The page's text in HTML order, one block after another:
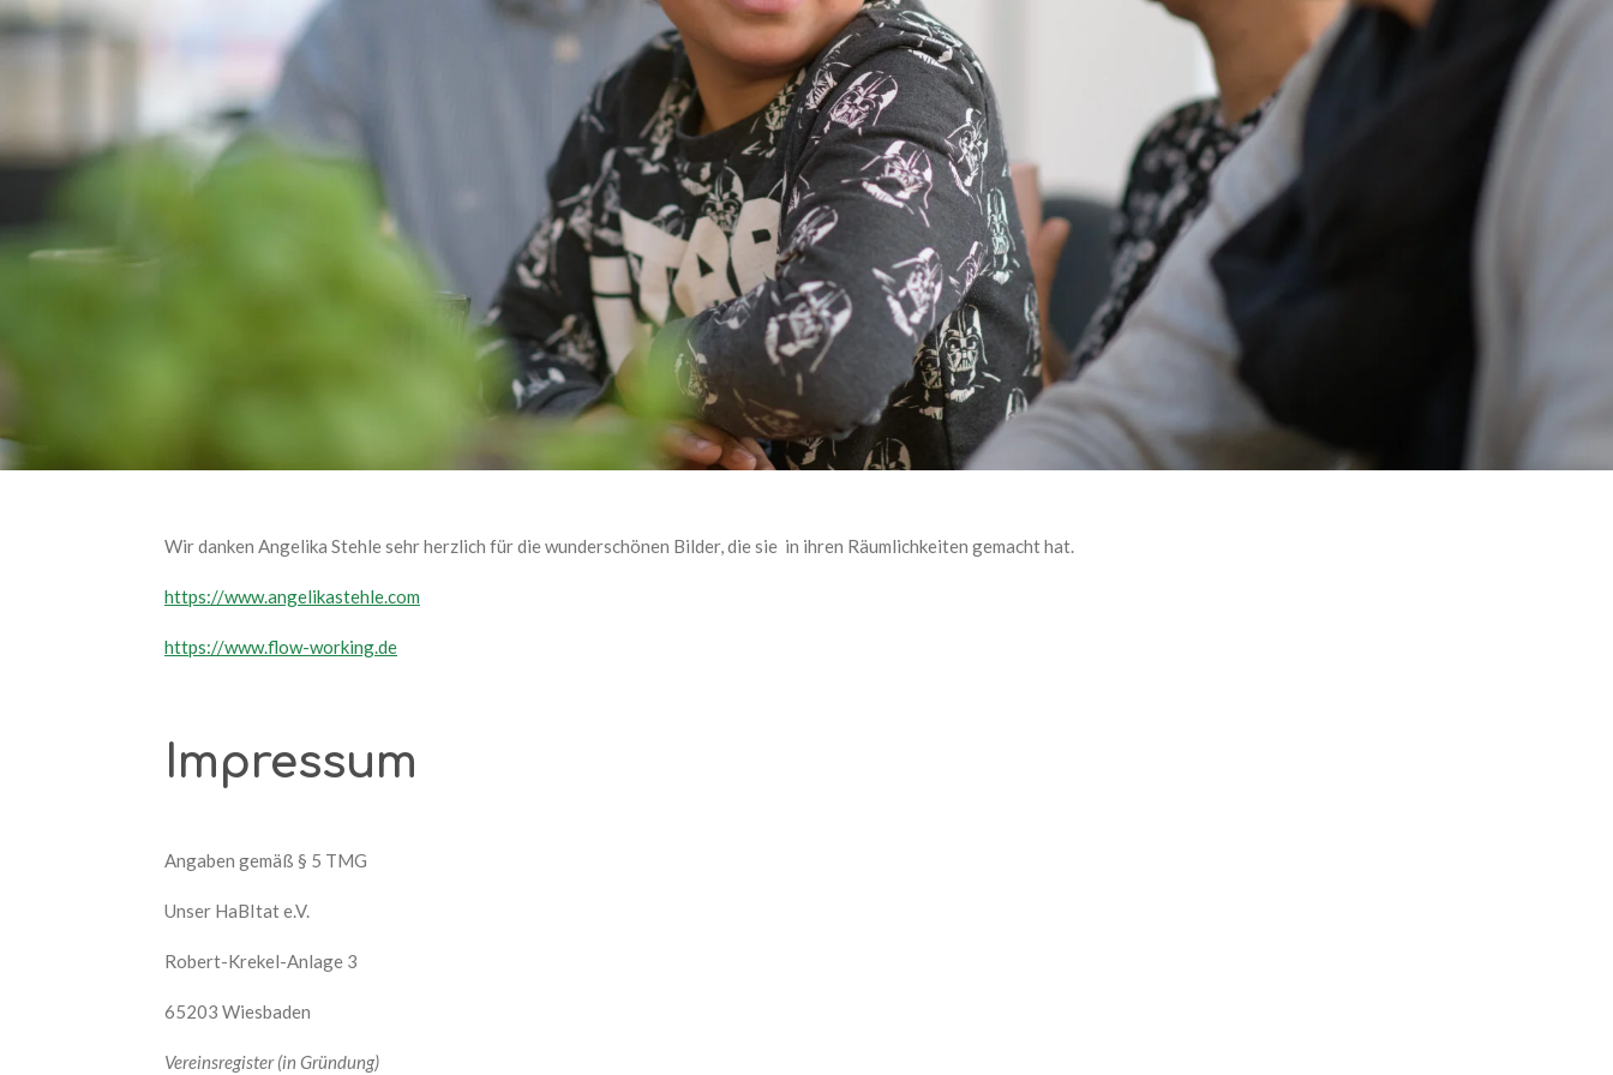
Wir danken Angelika Stehle sehr herzlich für die wunderschönen Bilder, die sie in ihren Räumlichkeiten gemacht hat.
https://www.angelikastehle.com
https://www.flow-working.de
Impressum
Angaben gemäß § 5 TMG
Unser HaBItat e.V.
Robert-Krekel-Anlage 3
65203 Wiesbaden
Vereinsregister (in Gründung)